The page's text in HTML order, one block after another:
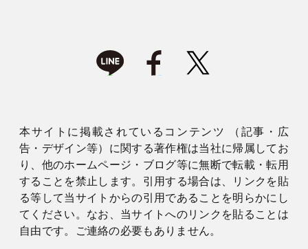
本サイトに掲載されているコンテンツ （記事・広
告・デザイン等）に関する著作権は当社に帰属してお
り、他のホームページ・ブログ等に無断で転載・転用
することを禁止します。引用する場合は、リンクを貼
る等して当サイトからの引用であることを明らかにし
てください。なお、当サイトへのリンクを貼ることは
自由です。ご連絡の必要もありません。